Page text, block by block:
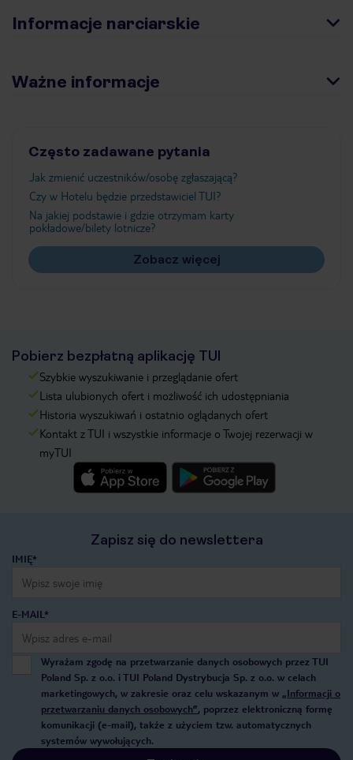
Informacje narciarskie
Ważne informacje
Często zadawane pytania
Jak zmienić uczestników/osobę zgłaszającą?
Czy w Hotelu będzie przedstawiciel TUI?
Na jakiej podstawie i gdzie otrzymam karty
pokładowe/bilety lotnicze?
Zobacz więcej
Pobierz bezpłatną aplikację TUI
Szybkie wyszukiwanie i przeglądanie ofert
Lista ulubionych ofert i możliwość ich udostępniania
Historia wyszukiwań i ostatnio oglądanych ofert
Kontakt z TUI i wszystkie informacje o Twojej rezerwacji w
myTUI
Zapisz się do newslettera
IMIĘ*
E-MAIL*
Wyrażam zgodę na przetwarzanie danych osobowych przez TUI
Poland Sp. z o.o. i TUI Poland Dystrybucja Sp. z o.o. w celach
marketingowych, w zakresie oraz celu wskazanym w „Informacji o
przetwarzaniu danych osobowych”, poprzez elektroniczną formę
komunikacji (e-mail), także z użyciem tzw. automatycznych
systemów wywołujących.